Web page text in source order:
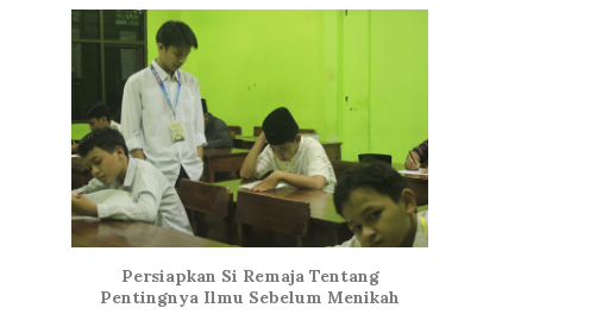
Persiapkan Si Remaja Tentang
Pentingnya Ilmu Sebelum Menikah